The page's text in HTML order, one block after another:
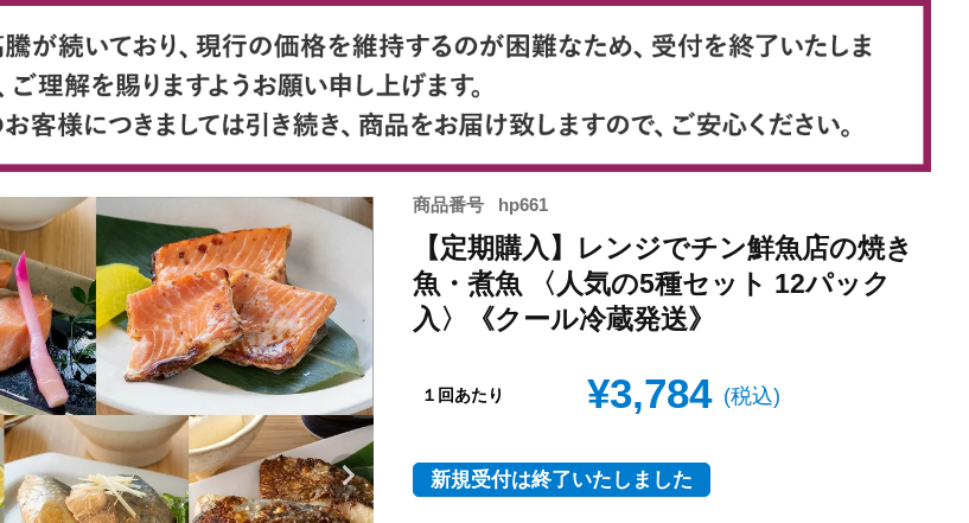
商品番号 hp661
【定期購入】レンジでチン鮮魚店の焼き
魚・煮魚 〈人気の5種セット 12パック
入〉《クール冷蔵発送》
１回あたり ¥3,784 税込
新規受付は終了いたしました
Next